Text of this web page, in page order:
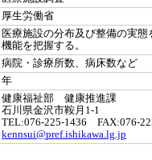
厚生労働省
医療施設の分布及び整備の実
機能を把握する。
病院・診療所数、病床数など
年
健康福祉部 健康推進課
石川県金沢市鞍月1-1
TEL:076-225-1436 FAX:076-
kennsui@pref.ishikawa.lg.jp